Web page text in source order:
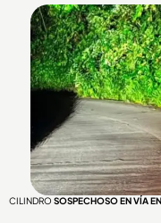
CILINDRO SOSPECHOSO EN VÍA